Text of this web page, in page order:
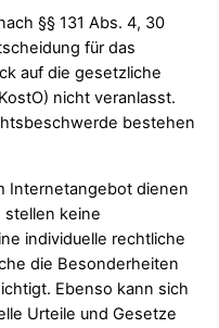
§§ 131 Abs. 4, 30
für das
auf die gesetzliche
nicht veranlasst.
bestehen
Internetangebot dienen
stellen keine
individuelle rechtliche
die Besonderheiten
Ebenso kann sich
Urteile und Gesetze